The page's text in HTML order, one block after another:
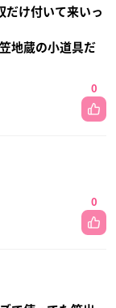
だけ付いて来いっ
地蔵の小道具だ
0
0